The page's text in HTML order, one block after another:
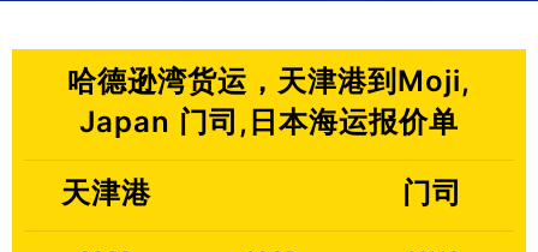
哈德逊湾货运，天津港到Moji,
Japan 门司,日本海运报价单
天津港 门司